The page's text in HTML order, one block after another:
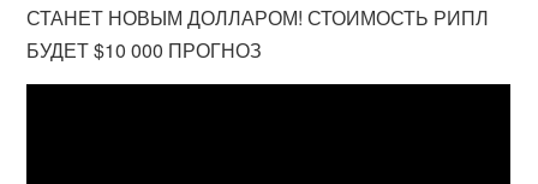
СТАНЕТ НОВЫМ ДОЛЛАРОМ! СТОИМОСТЬ РИПЛ
БУДЕТ $10 000 ПРОГНОЗ